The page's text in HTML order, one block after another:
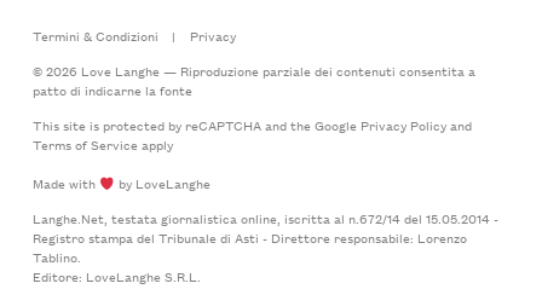
Termini & Condizioni |
Privacy
© 2026 Love Langhe — Riproduzione parziale dei contenuti consentita a
patto di indicarne la fonte
This site is protected by reCAPTCHA and the Google Privacy Policyand
Terms of Serviceapply
Made with
by LoveLanghe
Langhe.Net, testata giornalistica online, iscritta al n.672/14 del 15.05.2014 -
Registro stampa del Tribunale di Asti - Direttore responsabile: Lorenzo
Tablino.
Editore: LoveLanghe S.R.L.